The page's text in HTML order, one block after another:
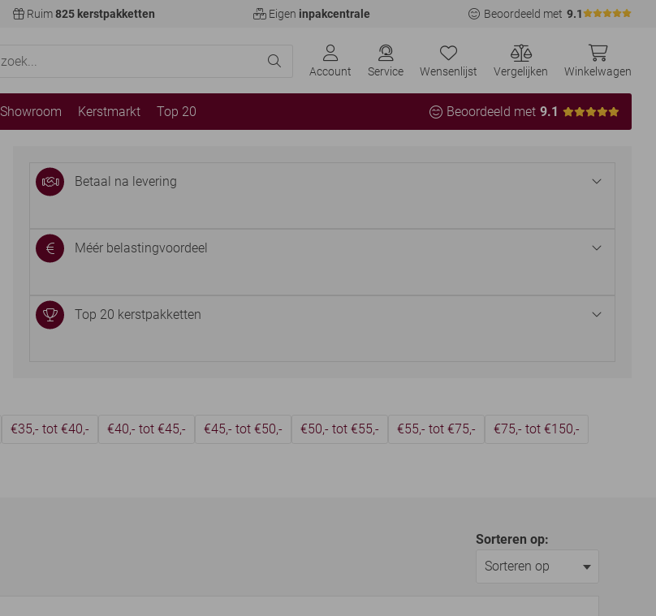
Ruim825 kerstpakketten Eigen inpakcentrale Beoordeeld met 9.1
Account Service Wensenlijst Vergelijken Winkelwagen
Showroom Kerstmarkt Top 20 Beoordeeld met 9.1
Betaal na levering
Méér belastingvoordeel
Top 20 kerstpakketten
€35,- tot €40,- €40,- tot €45,- €45,- tot €50,- €50,- tot €55,- €55,- tot €75,-
€75,- tot €150,-
Sorteren op: